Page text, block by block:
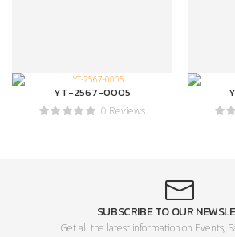
YT-2567-0005
0 Reviews
SUBSCRIBE TO OUR
Get all the latest information on Events,